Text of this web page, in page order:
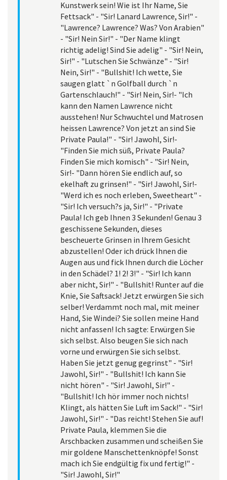
Kunstwerk sein! Wie ist Ihr Name, Sie
Fettsack" - "Sir! Lanard Lawrence, Sir!" -
"Lawrence? Lawrence? Was? Von Arabien"
- "Sir! Nein Sir!" - "Der Name klingt
richtig adelig! Sind Sie adelig" - "Sir! Nein,
Sir!" - "Lutschen Sie Schwänze" - "Sir!
Nein, Sir!" - "Bullshit! Ich wette, Sie
saugen glatt `n Golfball durch `n
Gartenschlauch!" - "Sir! Nein, Sir!- "Ich
kann den Namen Lawrence nicht
ausstehen! Nur Schwuchtel und Matrosen
heissen Lawrence? Von jetzt an sind Sie
Private Paula!" - "Sir! Jawohl, Sir!-
"Finden Sie mich süß, Private Paula?
Finden Sie mich komisch" - "Sir! Nein,
Sir!- "Dann hören Sie endlich auf, so
ekelhaft zu grinsen!" - "Sir! Jawohl, Sir!-
"Werd ich es noch erleben, Sweetheart" -
"Sir! Ich versuch?s ja, Sir!" - "Private
Paula! Ich geb Ihnen 3 Sekunden! Genau 3
geschissene Sekunden, dieses
bescheuerte Grinsen in Ihrem Gesicht
abzustellen! Oder ich drück Ihnen die
Augen aus und fick Ihnen durch die Löcher
in den Schädel? 1! 2! 3!" - "Sir! Ich kann
aber nicht, Sir!" - "Bullshit! Runter auf die
Knie, Sie Saftsack! Jetzt erwürgen Sie sich
selber! Verdammt noch mal, mit meiner
Hand, Sie Windei? Sie sollen meine Hand
nicht anfassen! Ich sagte: Erwürgen Sie
sich selbst. Also beugen Sie sich nach
vorne und erwürgen Sie sich selbst.
Haben Sie jetzt genug gegrinst" - "Sir!
Jawohl, Sir!" - "Bullshit! Ich kann Sie
nicht hören" - "Sir! Jawohl, Sir!" -
"Bullshit! Ich hör immer noch nichts!
Klingt, als hätten Sie Luft im Sack!" - "Sir!
Jawohl, Sir!" - "Das reicht! Stehen Sie auf!
Private Paula, klemmen Sie die
Arschbacken zusammen und scheißen Sie
mir goldene Manschettenknöpfe! Sonst
mach ich Sie endgültig fix und fertig!" -
"Sir! Jawohl, Sir!"